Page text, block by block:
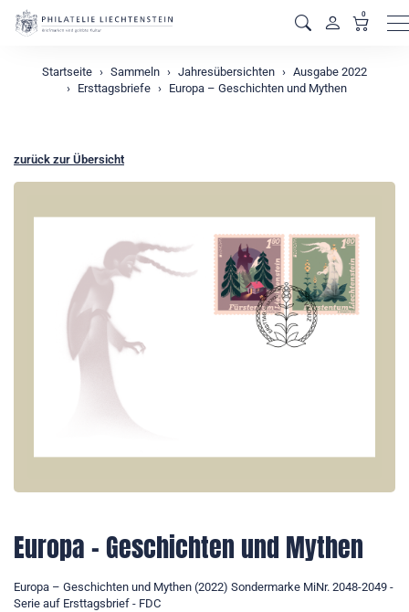
0
Startseite Sammeln Jahresübersichten
Ausgabe 2022
Ersttagsbriefe
Europa – Geschichten und Mythen
zurück zur Übersicht
Europa – Geschichten und Mythen
Europa – Geschichten und Mythen (2022) Sondermarke MiNr. 2048-2049 -
Serie auf Ersttagsbrief - FDC